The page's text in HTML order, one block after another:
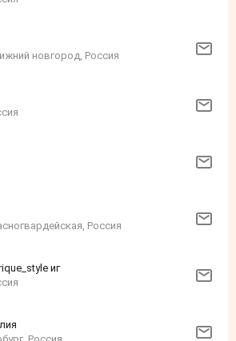
новгород, Россия
Россия
иг